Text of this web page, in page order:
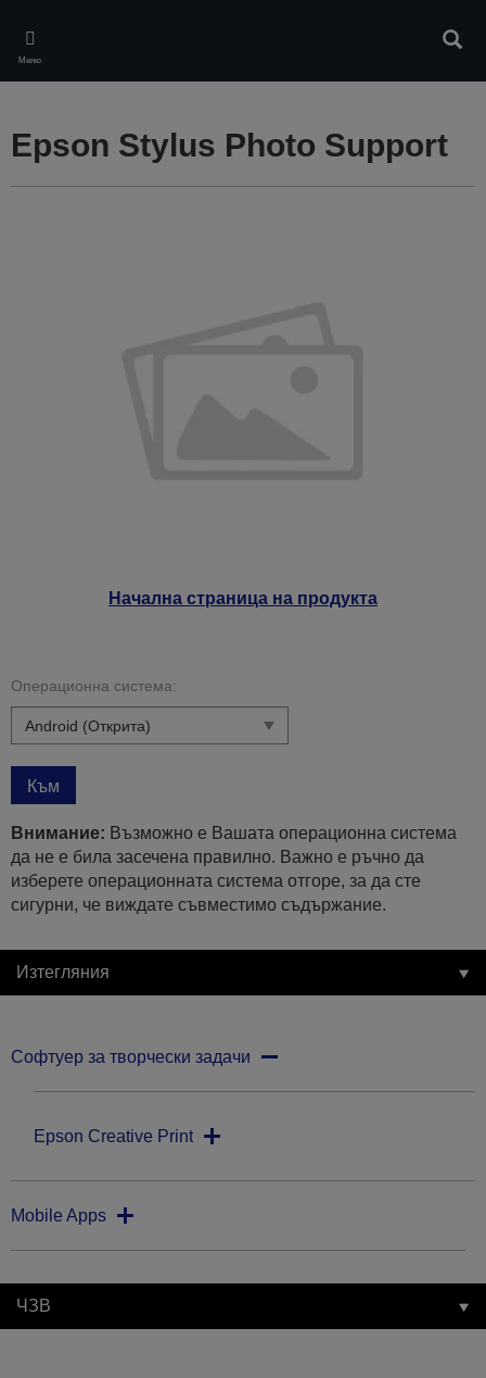
main
content
Меню
Начална страница на продукта
Epson Stylus Photo Support
Операционна система:
Към
Внимание: Възможно е Вашата операционна система
да не е била засечена правилно. Важно е ръчно да
изберете операционната система отгоре, за да сте
сигурни, че виждате съвместимо съдържание.
Изтегляния
Софтуер за творчески задачи
Epson Creative Print
Mobile Apps
ЧЗВ